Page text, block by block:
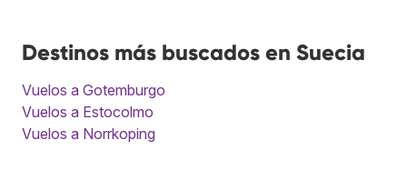
Destinos más buscados en Suecia
Vuelos a Gotemburgo
Vuelos a Estocolmo
Vuelos a Norrkoping